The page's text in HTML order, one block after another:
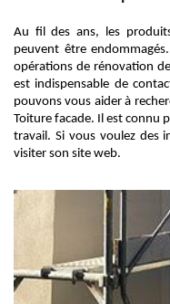
Au fil des ans, les
peuvent être
opérations de rénovation
est indispensable de
pouvons vous aider à
Toiture facade. Il est connu
travail. Si vous voulez des
visiter son site web.